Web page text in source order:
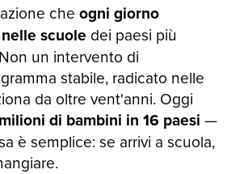
che ogni giorno
scuole dei paesi più
un intervento di
stabile, radicato nelle
da oltre vent'anni. Oggi
di bambini in 16 paesi —
è semplice: se arrivi a scuola,